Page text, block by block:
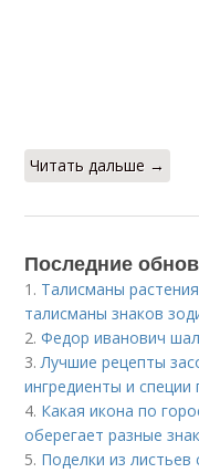
Читать дальше →
Последние
1. Талисманы
талисманы знаков
2.Федор иванович
3.Лучшие рецепты
ингредиенты и специи
4. Какая икона по
оберегает разные
5. Поделки из листьев